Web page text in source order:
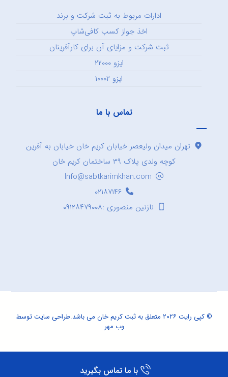
ادارات مربوط به ثبت شرکت و برند
اخذ جواز کسب کافی‌شاپ
ثبت شرکت و مزایای آن برای کارآفرینان
ایزو ۲۲۰۰۰
ایزو ۱۰۰۰۲
تماس با ما
تهران میدان ولیعصر خیابان کریم خان خیابان به آفرین
کوچه ولدی پلاک ۳۹ ساختمان کریم خان
Info@sabtkarimkhan.com
۰۲۱۸۷۱۴۶
نازنین منصوری :۰۹۱۲۸۴۷۹۰۰۸
© کپی رایت ۲۰۲۶ متعلق به ثبت کریم خان می باشد. طراحی سایتتوسط
وب مهر
با ما تماس بگیرید